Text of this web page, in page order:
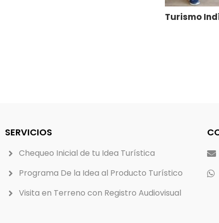
Turismo
SERVICIOS
Chequeo Inicial de tu Idea Turística
Programa De la Idea al Producto Turístico
Visita en Terreno con Registro Audiovisual